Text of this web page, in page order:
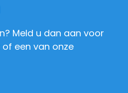
Meld u dan aan voor
of een van onze